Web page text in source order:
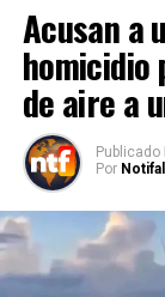
Acusan a
de aire a
Publicado
Por